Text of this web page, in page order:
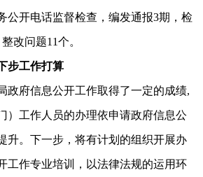
公开电话监督检查，编发通报3期，检
改问题11个。
工作打算
府信息公开工作取得了一定的成绩,
）工作人员的办理依申请政府信息公
升。下一步，将有计划的组织开展办
工作专业培训，以法律法规的运用环